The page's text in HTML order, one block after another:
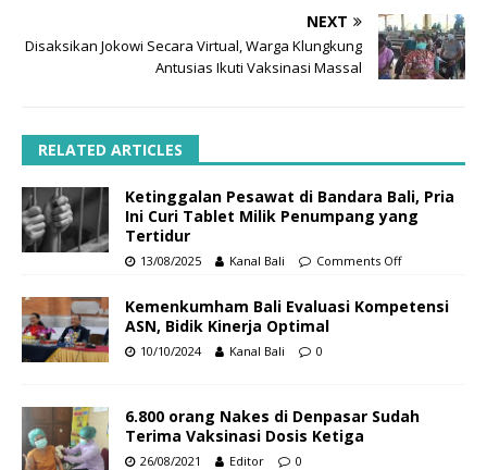
NEXT
Disaksikan Jokowi Secara Virtual, Warga Klungkung
Antusias Ikuti Vaksinasi Massal
RELATED ARTICLES
Ketinggalan Pesawat di Bandara Bali, Pria
Ini Curi Tablet Milik Penumpang yang
Tertidur
13/08/2025 Kanal Bali Comments Off
Kemenkumham Bali Evaluasi Kompetensi
ASN, Bidik Kinerja Optimal
10/10/2024 Kanal Bali 0
6.800 orang Nakes di Denpasar Sudah
Terima Vaksinasi Dosis Ketiga
26/08/2021 Editor 0